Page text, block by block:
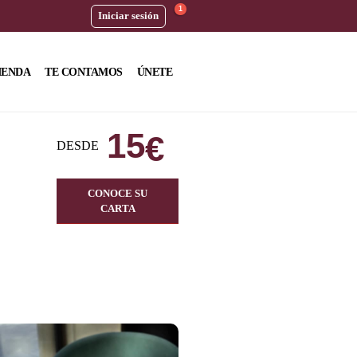
Iniciar sesión
1
TE CONTAMOS ÚNETE
DESDE 15€
CONOCE SU
CARTA